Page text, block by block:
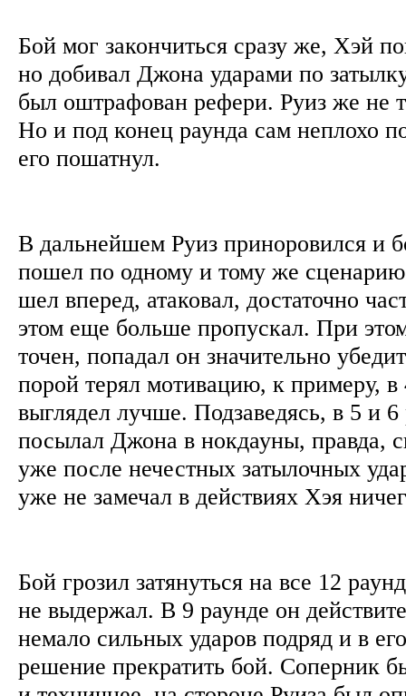
Бой мог закончиться сразу же, Хэй
но добивал Джона ударами по
был оштрафован рефери. Руиз же не
Но и под конец раунда сам неплохо
его пошатнул.
В дальнейшем Руиз приноровился и
пошел по одному и тому же
шел вперед, атаковал, достаточно
этом еще больше пропускал. При
точен, попадал он значительно
порой терял мотивацию, к примеру, в
выглядел лучше. Подзаведясь, в 5 и 6
посылал Джона в нокдауны, правда,
уже после нечестных затылочных
уже не замечал в действиях Хэя
Бой грозил затянуться на все 12
не выдержал. В 9 раунде он
немало сильных ударов подряд и в
решение прекратить бой. Соперник